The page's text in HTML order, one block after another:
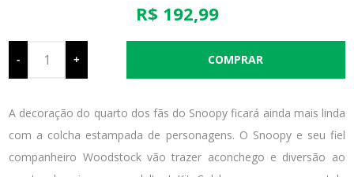
R$ 192,99
- +
A decoração do quarto dos fãs do Snoopy ficará ainda mais linda
com a colcha estampada de personagens. O Snoopy e seu fiel
companheiro Woodstock vão trazer aconchego e diversão ao